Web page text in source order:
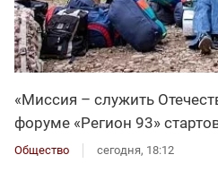
«Миссия – служить
форуме «Регион 93»
Общество сегодня, 18:12